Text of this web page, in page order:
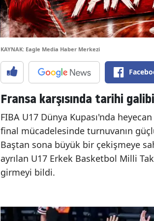
KAYNAK: Eagle Media Haber Merkezi
Fransa karşısında tarihi
FIBA U17 Dünya Kupası'nda
final mücadelesinde turnuvanın
Baştan sona büyük bir çekişmeye
ayrılan U17 Erkek Basketbol Milli
girmeyi bildi.